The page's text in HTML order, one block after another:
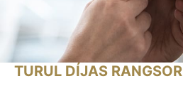
TURUL DÍJAS RANGSOR